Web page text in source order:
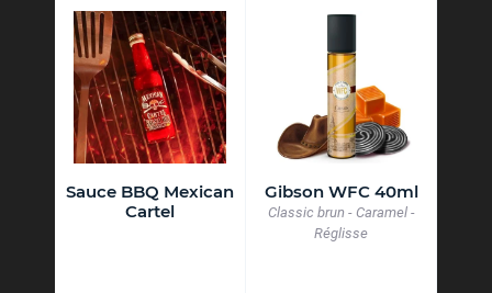
Sauce BBQ Mexican
Cartel
Gibson WFC 40ml
Classic brun - Caramel -
Réglisse